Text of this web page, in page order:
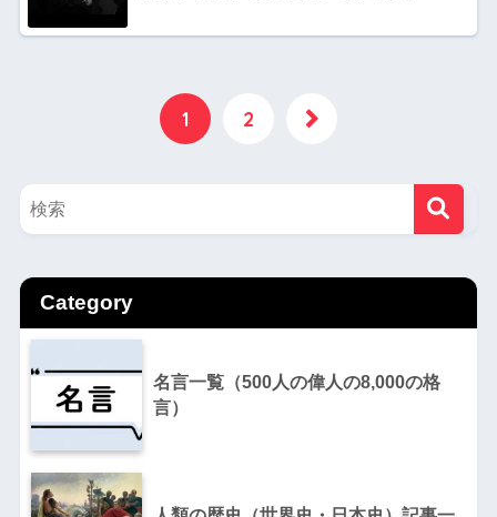
1 2
Category
名言一覧（500人の偉人の8,000の格
言）